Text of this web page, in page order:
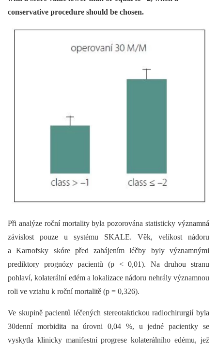
conservative procedure should be chosen.
Při analýze roční mortality byla pozorována statisticky významná
závislost pouze u systému SKALE. Věk, velikost nádoru
a Karnofsky skóre před zahájením léčby byly významnými
prediktory prognózy pacientů (p < 0,01). Na druhou stranu
pohlaví, kolaterální edém a lokalizace nádoru nehrály významnou
roli ve vztahu k roční mortalitě (p = 0,326).
Ve skupině pacientů léčených stereotaktickou radiochirurgií byla
30denní morbidita na úrovni 0,04 %, u jedné pacientky se
vyskytla klinicky manifestní progrese kolaterálního edému, jež